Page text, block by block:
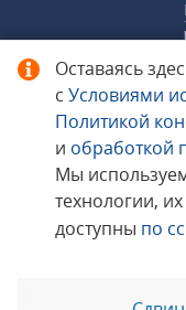
Оставаясь
с Условиями
Политикой
и обработкой
Мы
технологии,
доступны по
©